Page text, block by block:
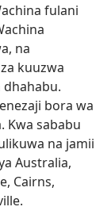
fulani
na
kuuzwa
bora wa
Kwa sababu
na jamii
Australia,
Cairns,